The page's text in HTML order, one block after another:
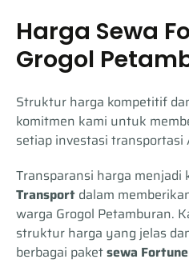
Harga Sewa
Grogol
Struktur harga kompetitif
komitmen kami untuk
setiap investasi transportasi
Transparansi harga menjadi
Transport dalam
warga Grogol Petamburan.
struktur harga yang jelas
berbagai paketsewa